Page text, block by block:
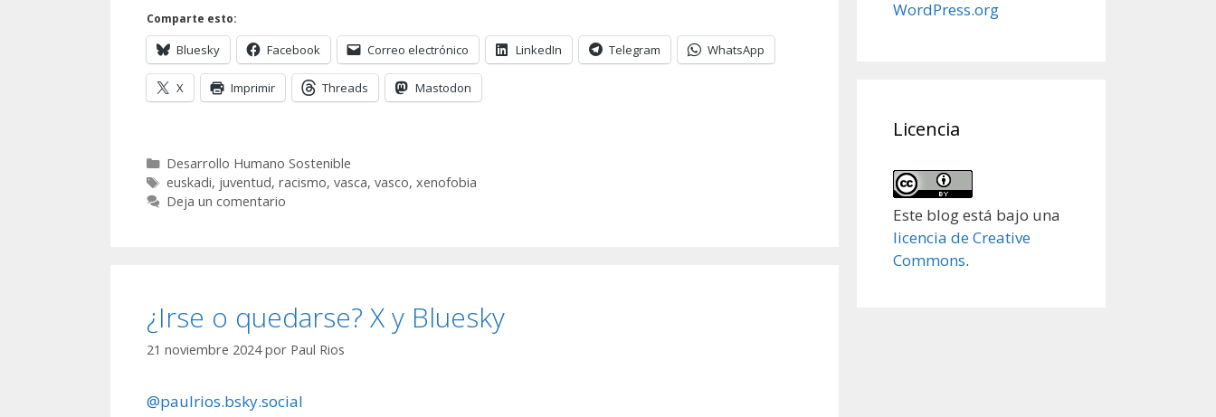
Comparte esto:
Bluesky Facebook Correo electrónico LinkedIn Telegram WhatsApp
X Imprimir Threads Mastodon
Categorías
Desarrollo Humano Sostenible
Etiquetas
euskadi, juventud, racismo, vasca, vasco, xenofobia
Deja un comentario
¿Irse o quedarse? X y Bluesky
21 noviembre 2024 por Paul Rios
@paulrios.bsky.social
WordPress.org
Licencia
Este blog está bajo una
licencia de Creative
Commons.